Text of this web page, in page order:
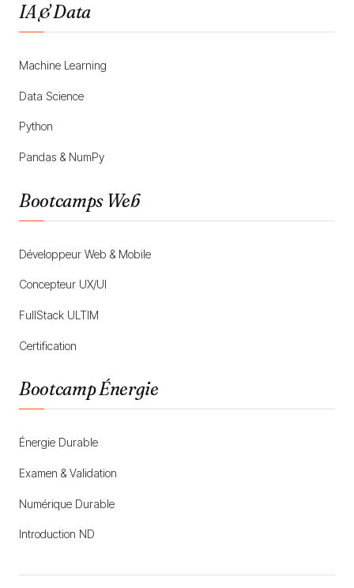
IA & Data
Machine Learning
Data Science
Python
Pandas & NumPy
Bootcamps Web
Développeur Web & Mobile
Concepteur UX/UI
FullStack ULTIM
Certification
Bootcamp Énergie
Énergie Durable
Examen & Validation
Numérique Durable
Introduction ND